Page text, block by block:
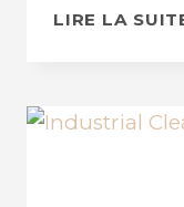
LIRE LA